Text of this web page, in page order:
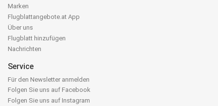
Marken
Flugblattangebote.at App
Über uns
Flugblatt hinzufügen
Nachrichten
Service
Für den Newsletter anmelden
Folgen Sie uns auf Facebook
Folgen Sie uns auf Instagram